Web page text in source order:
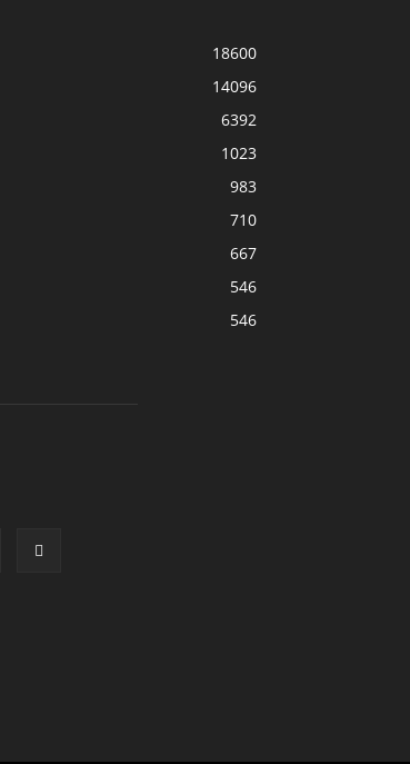
18600
14096
6392
1023
983
710
667
546
546